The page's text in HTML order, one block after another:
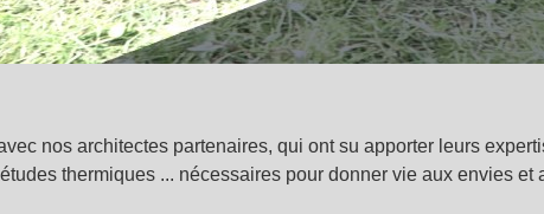
nos architectes partenaires, qui ont su apporter leurs
thermiques ... nécessaires pour donner vie aux envies et